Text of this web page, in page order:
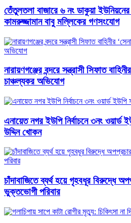
তেঁতুলতলা বাজারে ৬ নং ডাকুয়া ইউনিয়নের
কামরুজ্জামান বাবু মল্লিকের গণসংযোগ
নারায়ণগঞ্জের বন্দরে সন্ত্রাসী সিফাত
চাঞ্চল্যকর অভিযোগ
এনায়েত নগর ইউপি নির্বাচনে ৩নং ওয়ার্ড
উদ্দিন খোকন
চাঁদাবাজিতে ব্যর্থ হয়ে গৃহবধূর বিরুদ্ধে
ভুক্তভোগী পরিবার